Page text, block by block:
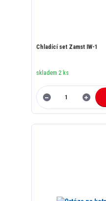
Chladící set Zamst IW-1
skladem 2 ks